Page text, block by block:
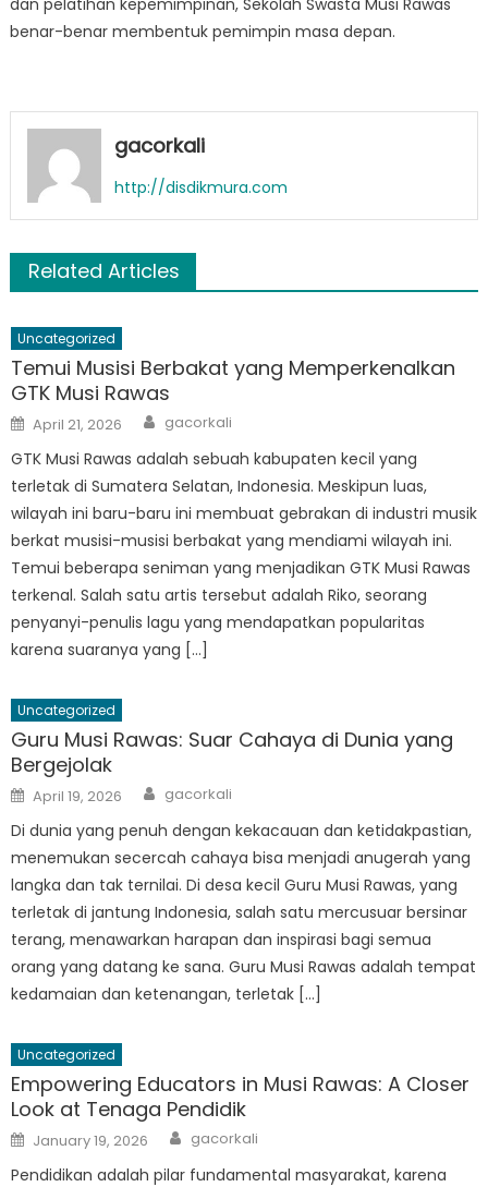
dan pelatihan kepemimpinan, Sekolah Swasta Musi Rawas
benar-benar membentuk pemimpin masa depan.
gacorkali
http://disdikmura.com
Related Articles
Uncategorized
Temui Musisi Berbakat yang Memperkenalkan
GTK Musi Rawas
Posted
on
April 21, 2026 Author
gacorkali
GTK Musi Rawas adalah sebuah kabupaten kecil yang
terletak di Sumatera Selatan, Indonesia. Meskipun luas,
wilayah ini baru-baru ini membuat gebrakan di industri musik
berkat musisi-musisi berbakat yang mendiami wilayah ini.
Temui beberapa seniman yang menjadikan GTK Musi Rawas
terkenal. Salah satu artis tersebut adalah Riko, seorang
penyanyi-penulis lagu yang mendapatkan popularitas
karena suaranya yang […]
Uncategorized
Guru Musi Rawas: Suar Cahaya di Dunia yang
Bergejolak
Posted
on
April 19, 2026 Author
gacorkali
Di dunia yang penuh dengan kekacauan dan ketidakpastian,
menemukan secercah cahaya bisa menjadi anugerah yang
langka dan tak ternilai. Di desa kecil Guru Musi Rawas, yang
terletak di jantung Indonesia, salah satu mercusuar bersinar
terang, menawarkan harapan dan inspirasi bagi semua
orang yang datang ke sana. Guru Musi Rawas adalah tempat
kedamaian dan ketenangan, terletak […]
Uncategorized
Empowering Educators in Musi Rawas: A Closer
Look at Tenaga Pendidik
Posted
on
January 19, 2026 Author
gacorkali
Pendidikan adalah pilar fundamental masyarakat, karena